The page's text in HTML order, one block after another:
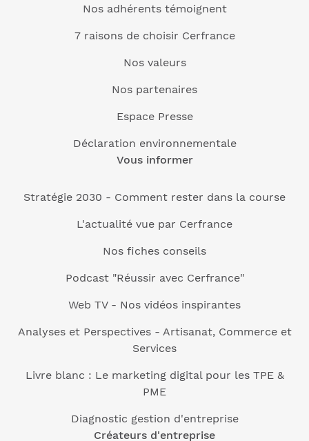
Nos adhérents témoignent
7 raisons de choisir Cerfrance
Nos valeurs
Nos partenaires
Espace Presse
Déclaration environnementale
Vous informer
Stratégie 2030 - Comment rester dans la course
L'actualité vue par Cerfrance
Nos fiches conseils
Podcast "Réussir avec Cerfrance"
Web TV - Nos vidéos inspirantes
Analyses et Perspectives - Artisanat, Commerce et
Services
Livre blanc : Le marketing digital pour les TPE &
PME
Diagnostic gestion d'entreprise
Créateurs d'entreprise